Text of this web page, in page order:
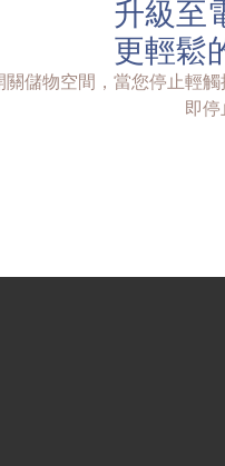
升級至
更輕鬆
儲物空間，當您停止輕
即停